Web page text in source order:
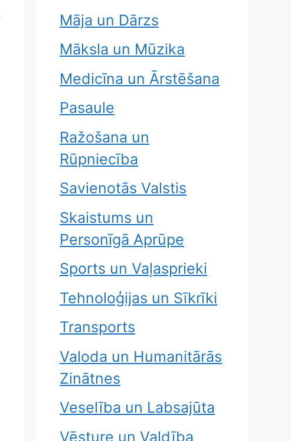
Māja un Dārzs
Māksla un Mūzika
Medicīna un Ārstēšana
Pasaule
Ražošana un
Rūpniecība
Savienotās Valstis
Skaistums un
Personīgā Aprūpe
Sports un Vaļasprieki
Tehnoloģijas un Sīkrīki
Transports
Valoda un Humanitārās
Zinātnes
Veselība un Labsajūta
Vēsture un Valdība